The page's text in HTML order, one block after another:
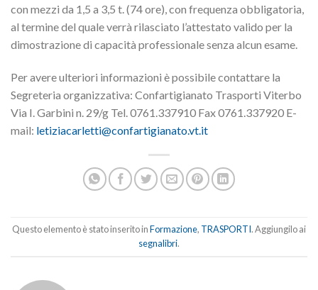
con mezzi da 1,5 a 3,5 t. (74 ore), con frequenza obbligatoria,
al termine del quale verrà rilasciato l’attestato valido per la
dimostrazione di capacità professionale senza alcun esame.
Per avere ulteriori informazioni è possibile contattare la
Segreteria organizzativa: Confartigianato Trasporti Viterbo
Via I. Garbini n. 29/g Tel. 0761.337910 Fax 0761.337920 E-
mail: letiziacarletti@confartigianato.vt.it
Questo elemento è stato inserito inFormazione, TRASPORTI. Aggiungilo ai
segnalibri.